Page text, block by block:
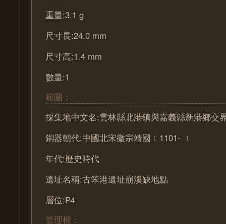
重量:3.1 g
尺寸長:24.0 mm
尺寸高:1.4 mm
數量:1
範圍：
採集地中文名:雲林縣北港鎮與嘉義縣新港鄉交
銅器朝代:中國北宋徽宗靖國﹝1101- ﹞
年代:歷史時代
遺址名稱:古笨港遺址崩溪缺地點
層位:P4
管理權：